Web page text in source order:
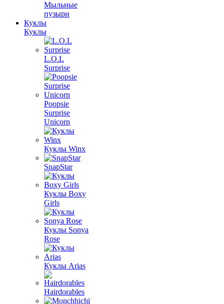
Мыльные
пузыри
Куклы
Куклы
L.O.L
Surprise
Poopsie
Surprise
Unicorn
Куклы Winx
SnapStar
Куклы Boxy
Girls
Куклы Sonya
Rose
Куклы Arias
Hairdorables